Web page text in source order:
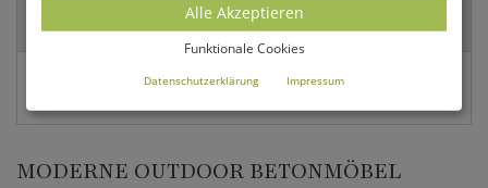
Spedition
4056026410855
MODERNE OUTDOOR BETONMÖBEL
Alle Akzeptieren
Funktionale Cookies
Datenschutzerklärung Impressum